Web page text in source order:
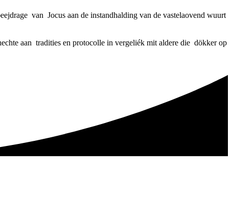
van Jocus aan de instandhalding van de vastelaovend wuurt
aan tradities en protocolle in vergeliék mit aldere die dökker op